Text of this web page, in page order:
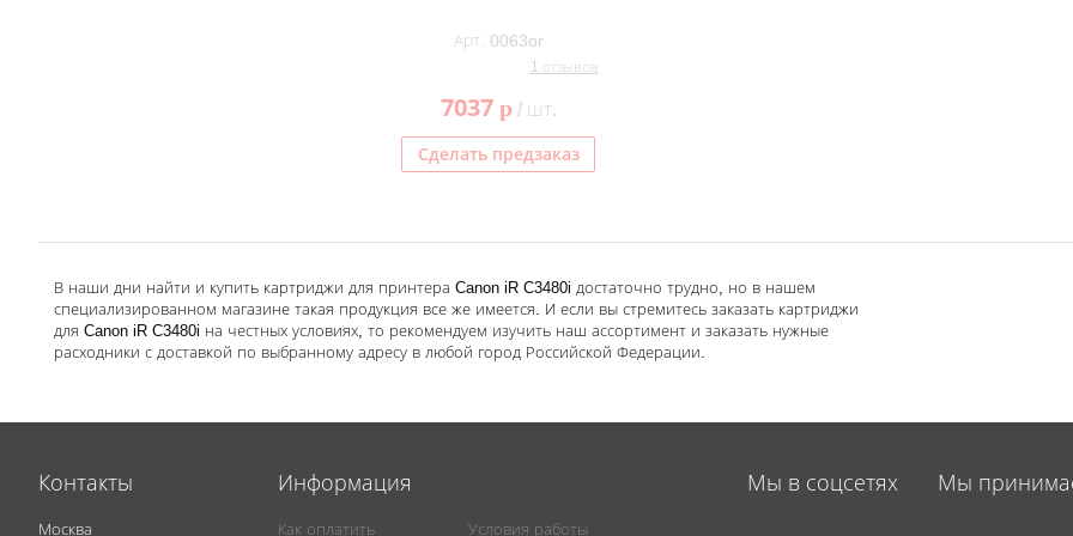
Арт. 0063or
1 отзывов
7037 p/ шт.
Сделать предзаказ
В наши дни найти и купить картриджи для принтера Canon iR C3480i достаточно трудно, но в нашем
специализированном магазине такая продукция все же имеется. И если вы стремитесь заказать картриджи
для Canon iR C3480i на честных условиях, то рекомендуем изучить наш ассортимент и заказать нужные
расходники с доставкой по выбранному адресу в любой город Российской Федерации.
Контакты
Москва
Информация
Как оплатить Условия работы
Мы в соцсетях Мы